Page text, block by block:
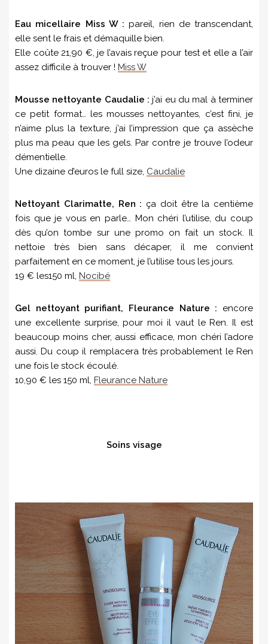
Eau micellaire Miss W : pareil, rien de transcendant,
elle sent le frais et démaquille bien.
Elle coûte 21,90 €, je l’avais reçue pour test et elle a l’air
assez difficile à trouver ! Miss W
Mousse nettoyante Caudalie : j’ai eu du mal à terminer
ce petit format… les mousses nettoyantes, c’est fini, je
n’aime plus la texture, j’ai l’impression que ça assèche
plus ma peau que les gels. Par contre je trouve l’odeur
démentielle.
Une dizaine d’euros le full size, Caudalie
Nettoyant Clarimatte, Ren : ça doit être la centième
fois que je vous en parle… Mon chéri l’utilise, du coup
dès qu’on tombe sur une promo on fait un stock. Il
nettoie très bien sans décaper, il me convient
parfaitement en ce moment, je l’utilise tous les jours.
19 € les150 ml, Nocibé
Gel nettoyant purifiant, Fleurance Nature : encore
une excellente surprise, pour moi il vaut le Ren. Il est
beaucoup moins cher, aussi efficace, mon chéri l’adore
aussi. Du coup il remplacera très probablement le Ren
une fois le stock écoulé.
10,90 € les 150 ml, Fleurance Nature
Soins visage